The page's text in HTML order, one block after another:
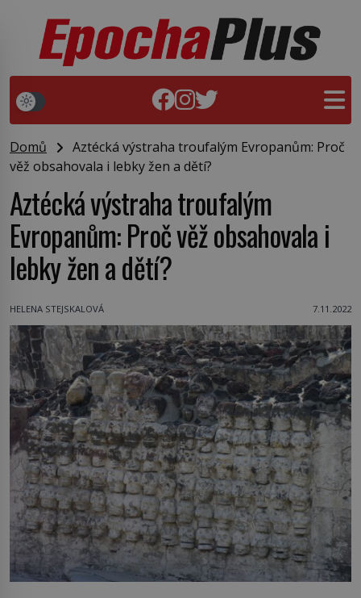
Domů
Aztécká výstraha troufalým Evropanům: Proč
věž obsahovala i lebky žen a dětí?
Aztécká výstraha troufalým
Evropanům: Proč věž obsahovala i
lebky žen a dětí?
HELENA STEJSKALOVÁ 7.11.2022